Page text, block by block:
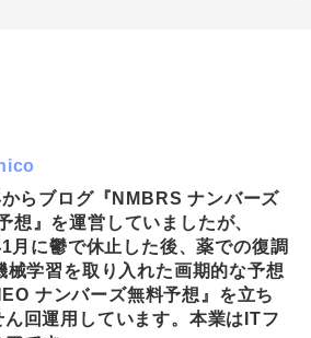
らブログ『NMBRS ナンバーズ
想』を運営していましたが、
月に鬱で休止した後、薬での復調
械学習を取り入れた画期的な予想
ナンバーズ無料予想』を立ち
ん回運用しています。本業はITフ